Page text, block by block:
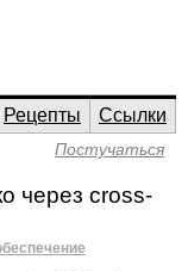
Рецепты
Ссылки
Постучаться
через cross-